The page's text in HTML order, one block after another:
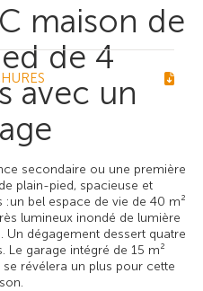
maison de
de 4
avec un
secondaire ou une première
plain-pied, spacieuse et
bel espace de vie de 40 m²
lumineux inondé de lumière
Un dégagement dessert quatre
Le garage intégré de 15 m²
révélera un plus pour cette